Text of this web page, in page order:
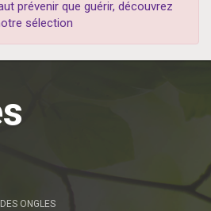
prévenir que guérir, découvrez
sélection
ONGLES